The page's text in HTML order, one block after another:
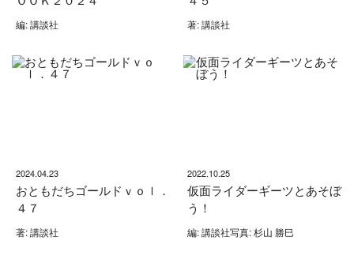
編: 講談社 著: 講談社
2024.04.23
おともだちゴールドｖｏｌ．
４７
著: 講談社
2022.10.25
仮面ライダーギーツとあそぼ
う！
編: 講談社写真: 杉山 勝巳